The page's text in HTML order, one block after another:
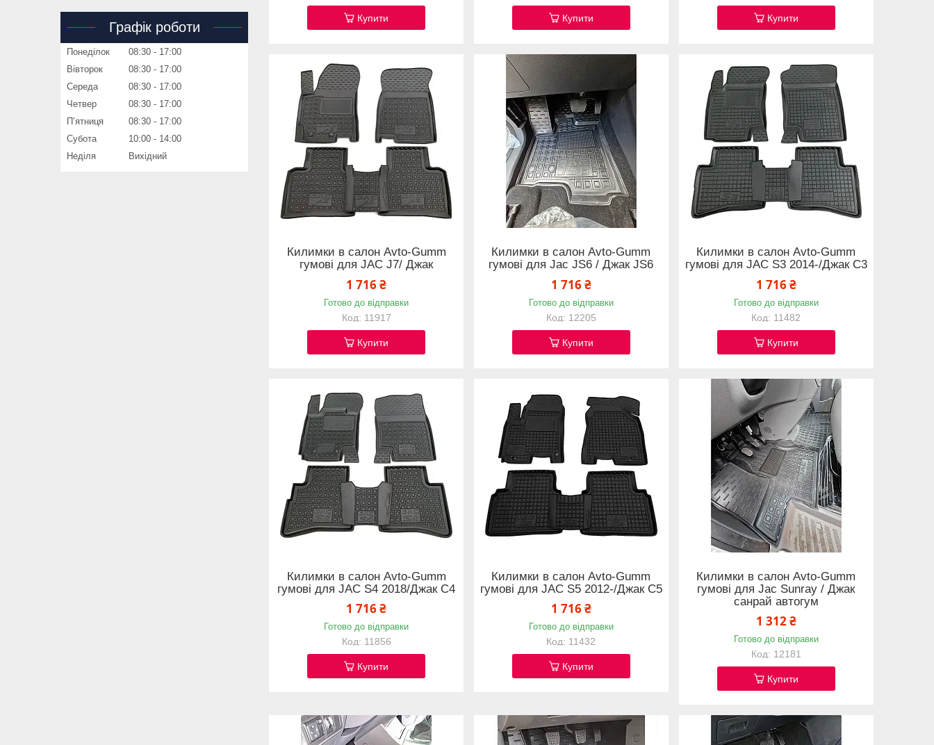
Купити Купити Купити
Килимки в салон Avto-Gumm
гумові для JAC J7/ Джак
1 716 ₴
Готово до відправки
11917
Купити
Килимки в салон Avto-Gumm
гумові для Jac JS6 / Джак JS6
1 716 ₴
Готово до відправки
12205
Купити
Килимки в салон Avto-Gumm
гумові для JAC S3 2014-/Джак С3
1 716 ₴
Готово до відправки
11482
Купити
Килимки в салон Avto-Gumm
гумові для JAC S4 2018/Джак С4
1 716 ₴
Готово до відправки
11856
Купити
Килимки в салон Avto-Gumm
гумові для JAC S5 2012-/Джак С5
1 716 ₴
Готово до відправки
11432
Купити
Килимки в салон Avto-Gumm
гумові для Jac Sunray / Джак
санрай автогум
1 312 ₴
Готово до відправки
12181
Купити
Графік роботи
Понеділок 08:30
17:00
Вівторок
08:30
17:00
Середа
08:30
17:00
Четвер
08:30
17:00
Пʼятниця
08:30
17:00
Субота
10:00
14:00
Неділя
Вихідний